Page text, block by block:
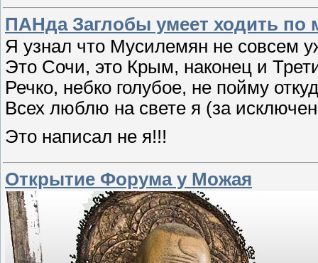
ПАНда Заглобы умеет ходить по
Я узнал что Мусилемян не совсем
Это Сочи, это Крым, наконец и
Речко, небко голубое, не пойму
Всех люблю на свете я (за
Это написал не я!!!
Открытие Форума у Можая